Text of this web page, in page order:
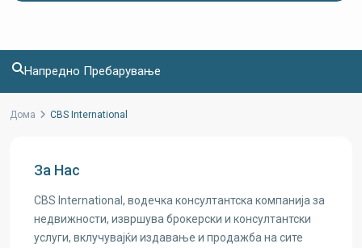
Напредно Пребарување
Дома CBS International
За Нас
CBS International, водечка консултантска компанија за
недвижности, извршува брокерски и консултантски
услуги, вклучувајќи издавање и продажба на сите